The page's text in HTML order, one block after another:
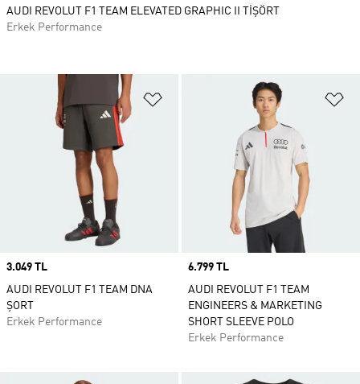
Favori Listesine Ekle
Price
3.049 TL
AUDI REVOLUT F1 TEAM DNA
ŞORT
Erkek Performance
Price
6.799 TL
AUDI REVOLUT F1 TEAM
ENGINEERS & MARKETING
SHORT SLEEVE POLO
Erkek Performance
AUDI REVOLUT F1 TEAM ELEVATED GRAPHIC II TİŞÖRT
Erkek Performance